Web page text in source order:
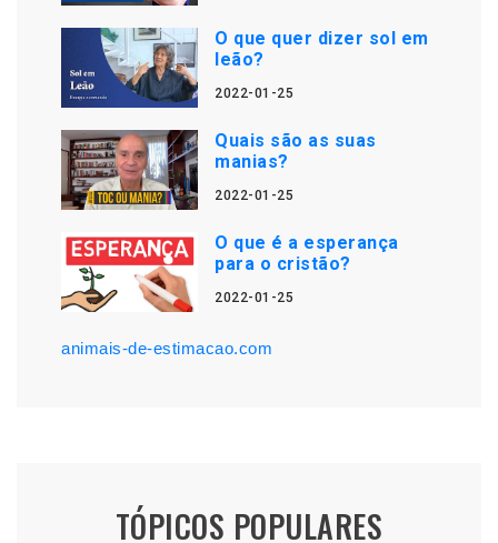
O que quer dizer sol em
leão?
2022-01-25
Quais são as suas
manias?
2022-01-25
O que é a esperança
para o cristão?
2022-01-25
animais-de-estimacao.com
TÓPICOS POPULARES